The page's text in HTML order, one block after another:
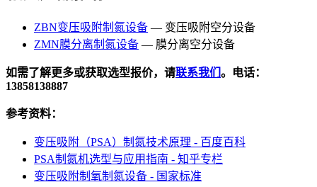
ZBN变压吸附制氮设备 — 变压吸附空分设备
ZMN膜分离制氮设备 — 膜分离空分设备
如需了解更多或获取选型报价，请联系我们 。电话：
13858138887
参考资料：
变压吸附（PSA）制氮技术原理 - 百度百科
PSA制氮机选型与应用指南 - 知乎专栏
变压吸附制氧制氮设备 - 国家标准